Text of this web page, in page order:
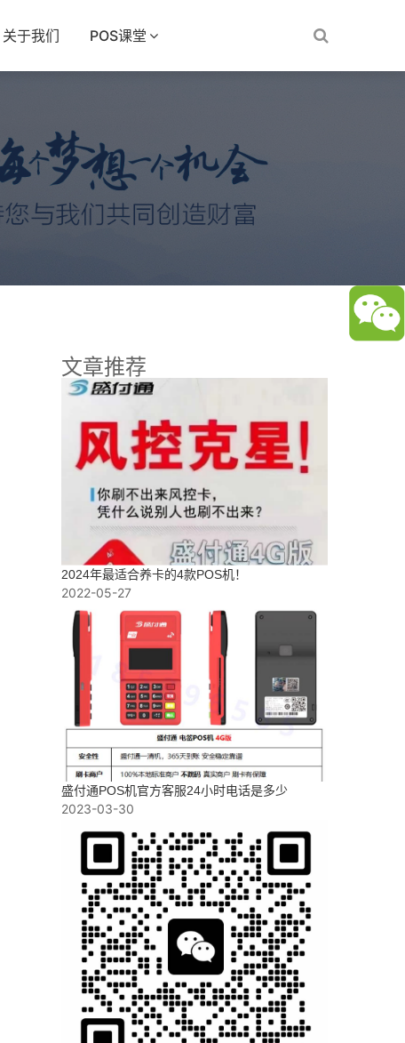
关于我们 POS课堂
文章推荐
2024年最适合养卡的4款POS机！
2022-05-27
盛付通POS机官方客服24小时电话是多少
2023-03-30